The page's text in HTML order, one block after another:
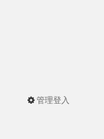
User
管理登入